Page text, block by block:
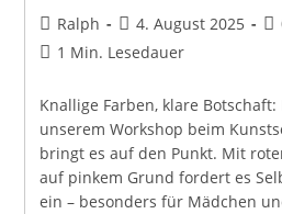
Beitrags-
Autor:
Ralph
Beitrag
veröffentlicht:
4. August 2025
Lesedauer:
1 Min. Lesedauer
Knallige Farben, klare Botschaft:
unserem Workshop beim
bringt es auf den Punkt. Mit
auf pinkem Grund fordert es
ein – besonders für Mädchen